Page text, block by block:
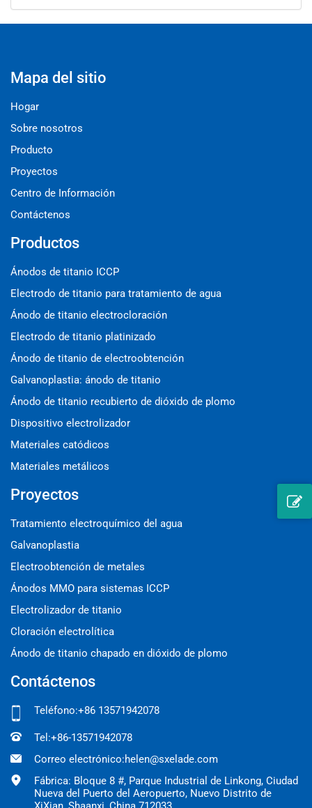
Mapa del sitio
Hogar
Sobre nosotros
Producto
Proyectos
Centro de Información
Contáctenos
Productos
Ánodos de titanio ICCP
Electrodo de titanio para tratamiento de agua
Ánodo de titanio electrocloración
Electrodo de titanio platinizado
Ánodo de titanio de electroobtención
Galvanoplastia: ánodo de titanio
Ánodo de titanio recubierto de dióxido de plomo
Dispositivo electrolizador
Materiales catódicos
Materiales metálicos
Proyectos
Tratamiento electroquímico del agua
Galvanoplastia
Electroobtención de metales
Ánodos MMO para sistemas ICCP
Electrolizador de titanio
Cloración electrolítica
Ánodo de titanio chapado en dióxido de plomo
Contáctenos
Teléfono:+86 13571942078
Tel:+86-13571942078
Correo electrónico:helen@sxelade.com
Fábrica: Bloque 8 #, Parque Industrial de Linkong, Ciudad
Nueva del Puerto del Aeropuerto, Nuevo Distrito de